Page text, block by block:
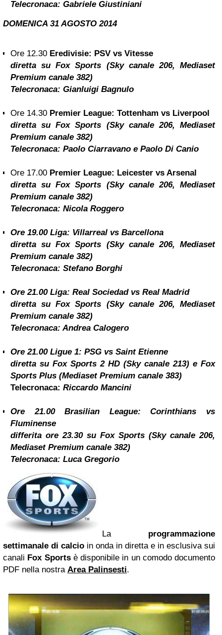
Telecronaca: Gabriele Giustiniani
DOMENICA 31 AGOSTO 2014
Ore 12.30 Eredivisie: PSV vs Vitesse
diretta su Fox Sports (Sky canale 206, Mediaset
Premium canale 382)
Telecronaca: Gianluigi Bagnulo
Ore 14.30 Premier League: Tottenham vs Liverpool
diretta su Fox Sports (Sky canale 206, Mediaset
Premium canale 382)
Telecronaca: Paolo Ciarravano e Paolo Di Canio
Ore 17.00 Premier League: Leicester vs Arsenal
diretta su Fox Sports (Sky canale 206, Mediaset
Premium canale 382)
Telecronaca: Nicola Roggero
Ore 19.00 Liga: Villarreal vs Barcellona
diretta su Fox Sports (Sky canale 206, Mediaset
Premium canale 382)
Telecronaca: Stefano Borghi
Ore 21.00 Liga: Real Sociedad vs Real Madrid
diretta su Fox Sports (Sky canale 206, Mediaset
Premium canale 382)
Telecronaca:Andrea Calogero
Ore 21.00 Ligue 1: PSG vs Saint Etienne
diretta su Fox Sports 2 HD (Sky canale 213) e Fox
Sports Plus (Mediaset Premium canale 383)
Telecronaca: Riccardo Mancini
Ore 21.00Brasilian League:Corinthians vs
Fluminense
differita ore 23.30 su Fox Sports (Sky canale 206,
Mediaset Premium canale 382)
Telecronaca: Luca Gregorio
La programmazione
settimanale di calcio in onda in diretta e in esclusiva sui
canali Fox Sportsè disponibile in un comodo documento
PDF nella nostra Area Palinsesti.